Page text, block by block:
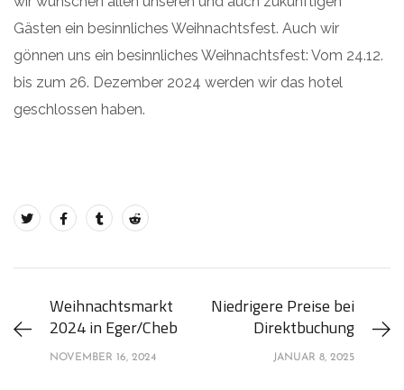
Gästen ein besinnliches Weihnachtsfest. Auch wir
gönnen uns ein besinnliches Weihnachtsfest: Vom 24.12.
bis zum 26. Dezember 2024 werden wir das hotel
geschlossen haben.
Weihnachtsmarkt
2024 in Eger/Cheb
NOVEMBER 16, 2024
Niedrigere Preise bei
Direktbuchung
JANUAR 8, 2025